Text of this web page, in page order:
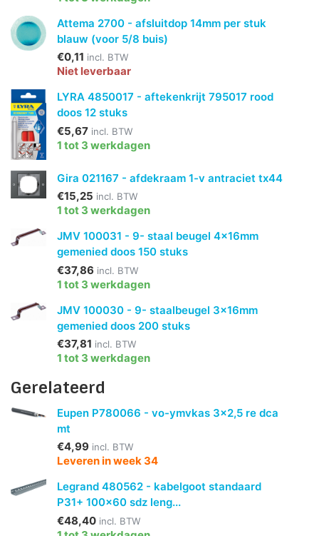
Attema 2700 - afsluitdop 14mm per stuk
blauw (voor 5/8 buis)
€0,11 incl. BTW
Niet leverbaar
LYRA 4850017 - aftekenkrijt 795017 rood
doos 12 stuks
€5,67 incl. BTW
1 tot 3 werkdagen
Gira 021167 - afdekraam 1-v antraciet tx44
€15,25 incl. BTW
1 tot 3 werkdagen
JMV 100031 - 9- staal beugel 4x16mm
gemenied doos 150 stuks
€37,86 incl. BTW
1 tot 3 werkdagen
JMV 100030 - 9- staalbeugel 3x16mm
gemenied doos 200 stuks
€37,81 incl. BTW
1 tot 3 werkdagen
Gerelateerd
Eupen P780066 - vo-ymvkas 3x2,5 re dca
mt
€4,99 incl. BTW
Leveren in week 34
Legrand 480562 - kabelgoot standaard
P31+ 100x60 sdz leng...
€48,40 incl. BTW